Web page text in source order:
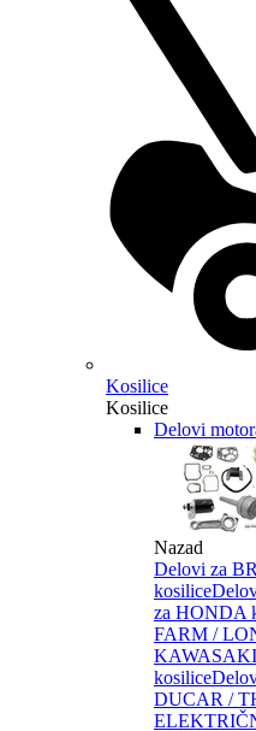
Kosilice
Kosilice
Delovi
Nazad
Delovi za
kosilice
za HONDA
FARM /
kosilice
DUCAR /